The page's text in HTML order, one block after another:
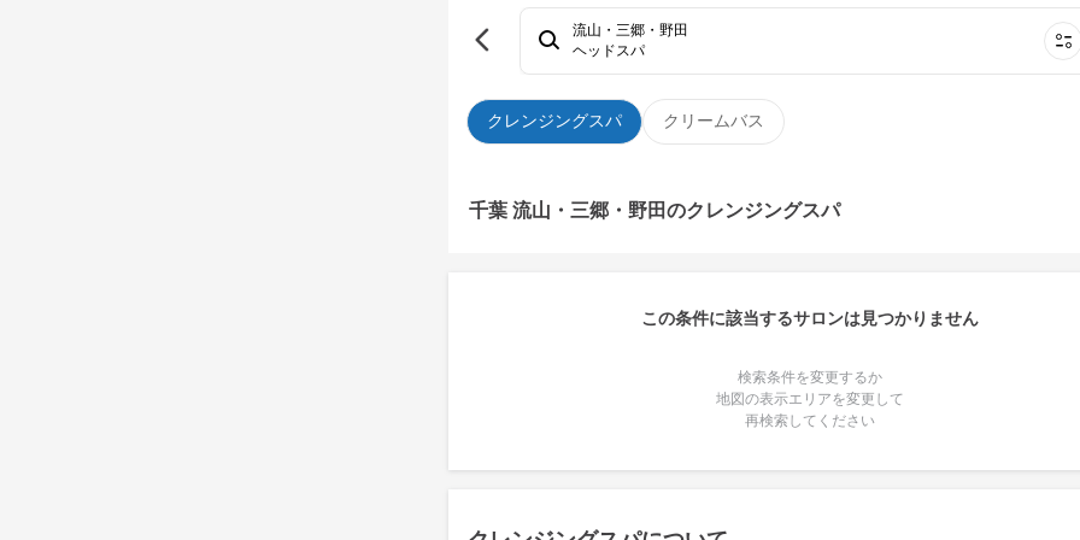
クレンジングスパ クリームバス
流山・三郷・野田
ヘッドスパ
千葉 流山・三郷・野田のクレンジングスパ
この条件に該当するサロンは見つかりません
検索条件を変更するか
地図の表示エリアを変更して
再検索してください